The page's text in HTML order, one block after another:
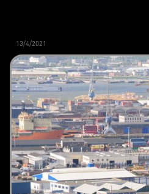
13/4/2021